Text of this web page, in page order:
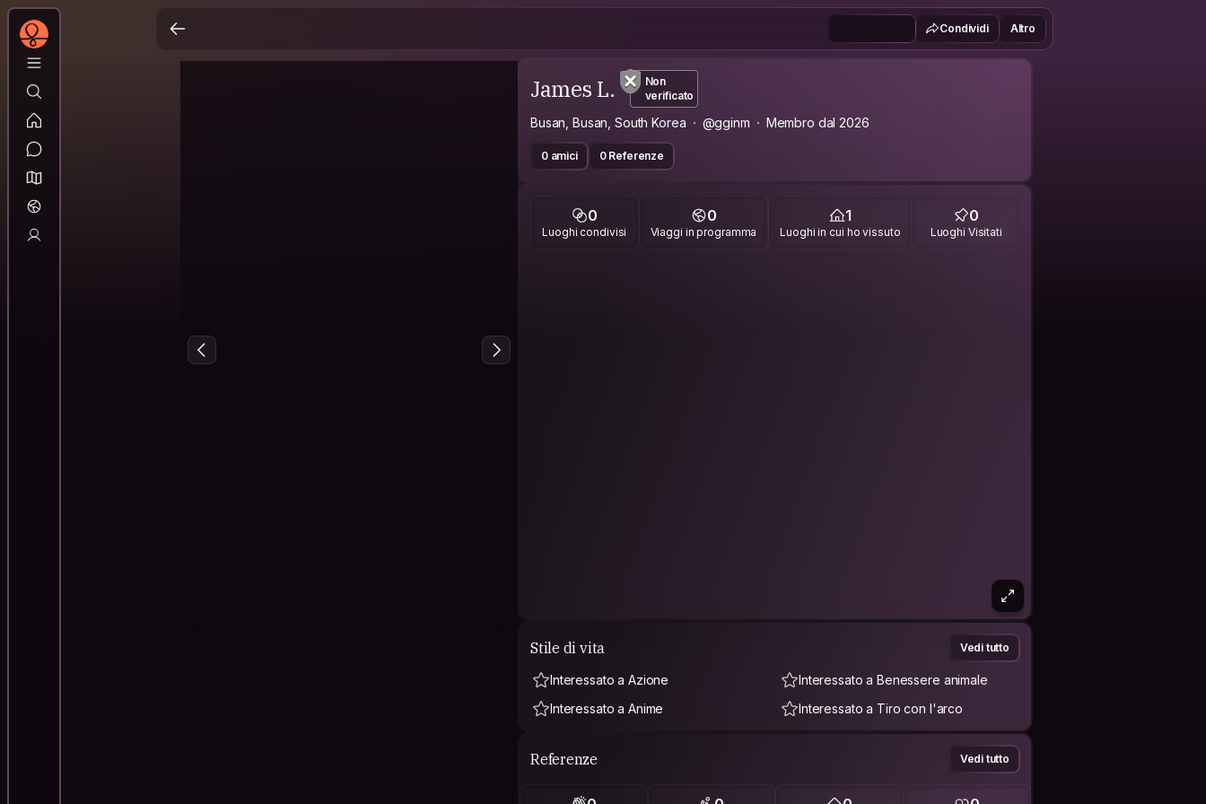
Condividi Altro
James L.
Non
verificato
Busan, Busan, South Korea @gginm Membro dal 2026
0 amici 0 Referenze
0
Luoghi condivisi
0
Viaggi in programma
1
Luoghi in cui ho vissuto
0
Luoghi Visitati
Stile di vita Vedi tutto
Interessato a Azione
Interessato a Benessere animale
Interessato a Anime
Interessato a Tiro con l'arco
Referenze Vedi tutto